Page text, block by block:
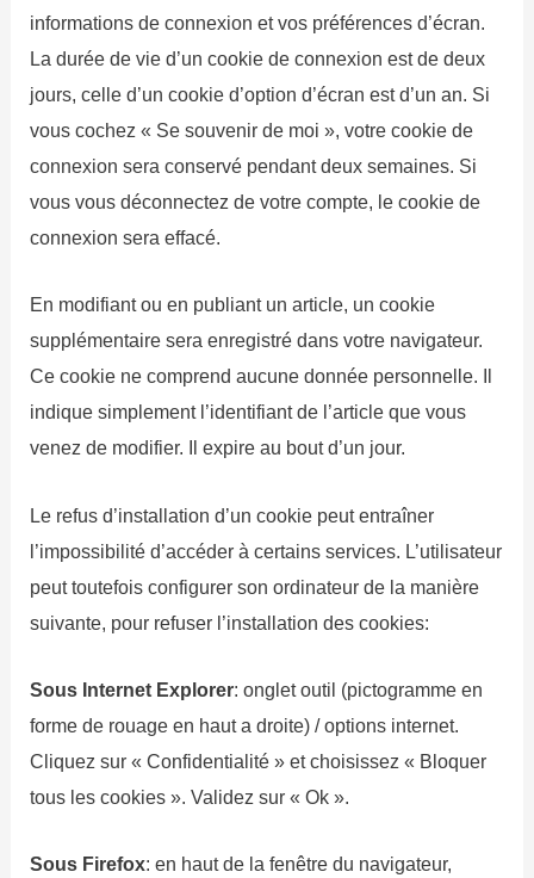
informations de connexion et vos préférences d’écran.
La durée de vie d’un cookie de connexion est de deux
jours, celle d’un cookie d’option d’écran est d’un an. Si
vous cochez « Se souvenir de moi », votre cookie de
connexion sera conservé pendant deux semaines. Si
vous vous déconnectez de votre compte, le cookie de
connexion sera effacé.
En modifiant ou en publiant un article, un cookie
supplémentaire sera enregistré dans votre navigateur.
Ce cookie ne comprend aucune donnée personnelle. Il
indique simplement l’identifiant de l’article que vous
venez de modifier. Il expire au bout d’un jour.
Le refus d’installation d’un cookie peut entraîner
l’impossibilité d’accéder à certains services. L’utilisateur
peut toutefois configurer son ordinateur de la manière
suivante, pour refuser l’installation des cookies:
Sous Internet Explorer: onglet outil (pictogramme en
forme de rouage en haut a droite) / options internet.
Cliquez sur « Confidentialité » et choisissez « Bloquer
tous les cookies ». Validez sur « Ok ».
Sous Firefox: en haut de la fenêtre du navigateur,